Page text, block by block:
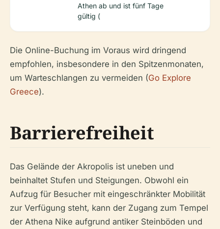
Athen ab und ist fünf Tage
gültig (
Die Online-Buchung im Voraus wird dringend
empfohlen, insbesondere in den Spitzenmonaten,
um Warteschlangen zu vermeiden (Go Explore
Greece).
Barrierefreiheit
Das Gelände der Akropolis ist uneben und
beinhaltet Stufen und Steigungen. Obwohl ein
Aufzug für Besucher mit eingeschränkter Mobilität
zur Verfügung steht, kann der Zugang zum Tempel
der Athena Nike aufgrund antiker Steinböden und